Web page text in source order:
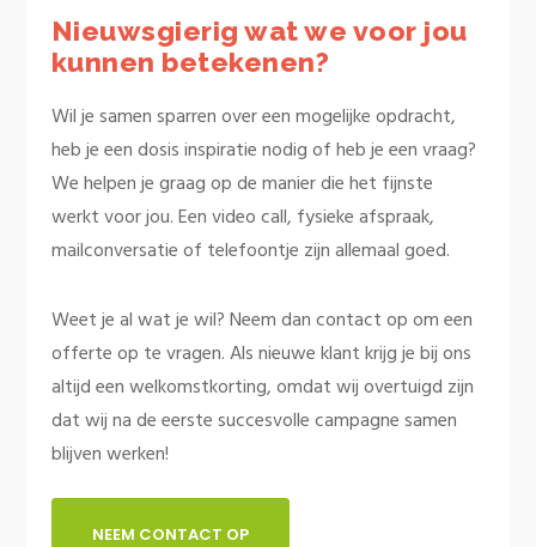
Nieuwsgierig wat we voor jou
kunnen betekenen?
Wil je samen sparren over een mogelijke opdracht,
heb je een dosis inspiratie nodig of heb je een vraag?
We helpen je graag op de manier die het fijnste
werkt voor jou. Een video call, fysieke afspraak,
mailconversatie of telefoontje zijn allemaal goed.
Weet je al wat je wil? Neem dan contact op om een
offerte op te vragen. Als nieuwe klant krijg je bij ons
altijd een welkomstkorting, omdat wij overtuigd zijn
dat wij na de eerste succesvolle campagne samen
blijven werken!
NEEM CONTACT OP